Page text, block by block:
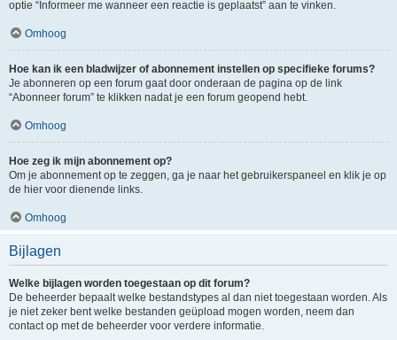
optie “Informeer me wanneer een reactie is geplaatst” aan te vinken.
Omhoog
Hoe kan ik een bladwijzer of abonnement instellen op specifieke forums?
Je abonneren op een forum gaat door onderaan de pagina op de link
“Abonneer forum” te klikken nadat je een forum geopend hebt.
Omhoog
Hoe zeg ik mijn abonnement op?
Om je abonnement op te zeggen, ga je naar het gebruikerspaneel en klik je op
de hier voor dienende links.
Omhoog
Bijlagen
Welke bijlagen worden toegestaan op dit forum?
De beheerder bepaalt welke bestandstypes al dan niet toegestaan worden. Als
je niet zeker bent welke bestanden geüpload mogen worden, neem dan
contact op met de beheerder voor verdere informatie.